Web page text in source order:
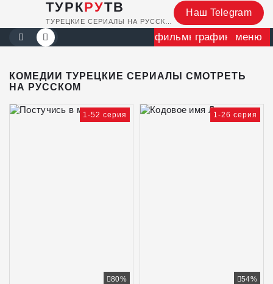
ТУРКРУТВ Наш Telegram
фильмыграфик меню
КОМЕДИИ ТУРЕЦКИЕ СЕРИАЛЫ СМОТРЕТЬ
НА РУССКОМ
80%
1-52 серия
54%
1-26 серия